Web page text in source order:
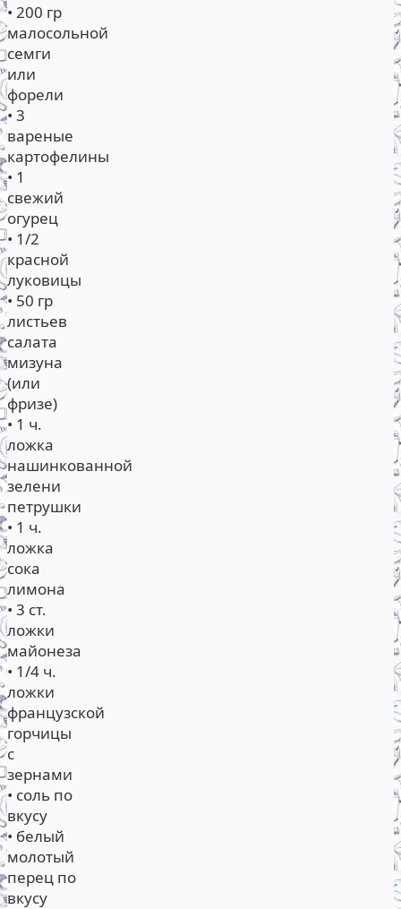
• 200 гр
малосольной
семги
или
форели
• 3
вареные
картофелины
• 1
свежий
огурец
• 1/2
красной
луковицы
• 50 гр
листьев
салата
мизуна
(или
фризе)
• 1 ч.
ложка
нашинкованной
зелени
петрушки
• 1 ч.
ложка
сока
лимона
• 3 ст.
ложки
майонеза
• 1/4 ч.
ложки
французской
горчицы
с
зернами
• соль по
вкусу
• белый
молотый
перец по
вкусу